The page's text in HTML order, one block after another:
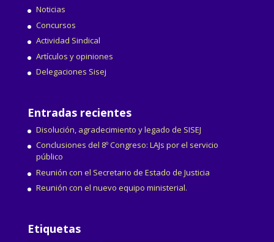
Noticias
Concursos
Actividad Sindical
Artículos y opiniones
Delegaciones Sisej
Entradas recientes
Disolución, agradecimiento y legado de SISEJ
Conclusiones del 8º Congreso: LAJs por el servicio
público
Reunión con el Secretario de Estado de Justicia
Reunión con el nuevo equipo ministerial.
Etiquetas